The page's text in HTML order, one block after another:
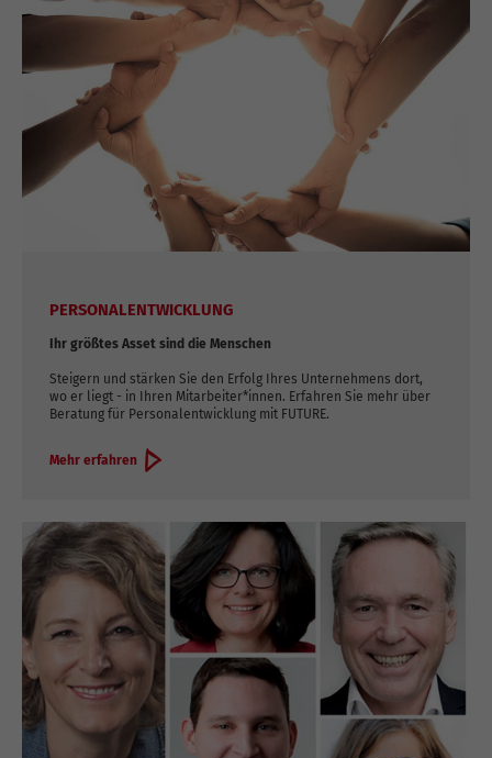
PERSONALENTWICKLUNG
Ihr größtes Asset sind die Menschen
Steigern und stärken Sie den Erfolg Ihres Unternehmens dort,
wo er liegt - in Ihren Mitarbeiter*innen. Erfahren Sie mehr über
Beratung für Personalentwicklung mit FUTURE.
Mehr erfahren